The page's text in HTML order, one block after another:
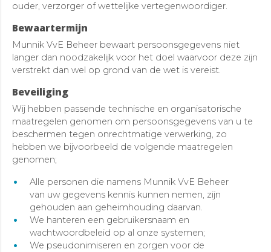
ouder, verzorger of wettelijke vertegenwoordiger.
Bewaartermijn
Munnik VvE Beheer bewaart persoonsgegevens niet
langer dan noodzakelijk voor het doel waarvoor deze zijn
verstrekt dan wel op grond van de wet is vereist.
Beveiliging
Wij hebben passende technische en organisatorische
maatregelen genomen om persoonsgegevens van u te
beschermen tegen onrechtmatige verwerking, zo
hebben we bijvoorbeeld de volgende maatregelen
genomen;
Alle personen die namens Munnik VvE Beheer
van uw gegevens kennis kunnen nemen, zijn
gehouden aan geheimhouding daarvan.
We hanteren een gebruikersnaam en
wachtwoordbeleid op al onze systemen;
We pseudonimiseren en zorgen voor de